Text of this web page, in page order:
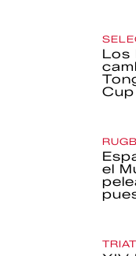
Los
Cup
el